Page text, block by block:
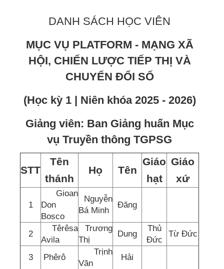
DANH SÁCH HỌC VIÊN
MỤC VỤ PLATFORM - MẠNG XÃ
HỘI, CHIẾN LƯỢC TIẾP THỊ VÀ
CHUYỂN ĐỔI SỐ
(Học kỳ 1 | Niên khóa 2025 - 2026)
Giảng viên: Ban Giảng huấn Mục
vụ Truyền thông TGPSG
STT
Tên
thánh
Họ Tên
Giáo
hạt
Giáo
xứ
1
Gioan
Don
Bosco
Nguyễn
Bá Minh
Đăng
2
Têrêsa
Avila
Trương
Thị
Dung
Thủ
Đức
Từ Đức
3 Phêrô
Trịnh
Văn
Hải